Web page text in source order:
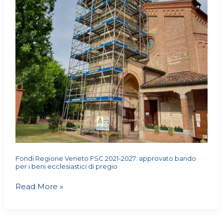
Fondi Regione Veneto FSC 2021-2027: approvato bando
per i beni ecclesiastici di pregio
2027:
approvato
bando
per
i
beni
ecclesiastici
di
pregio
Read More »